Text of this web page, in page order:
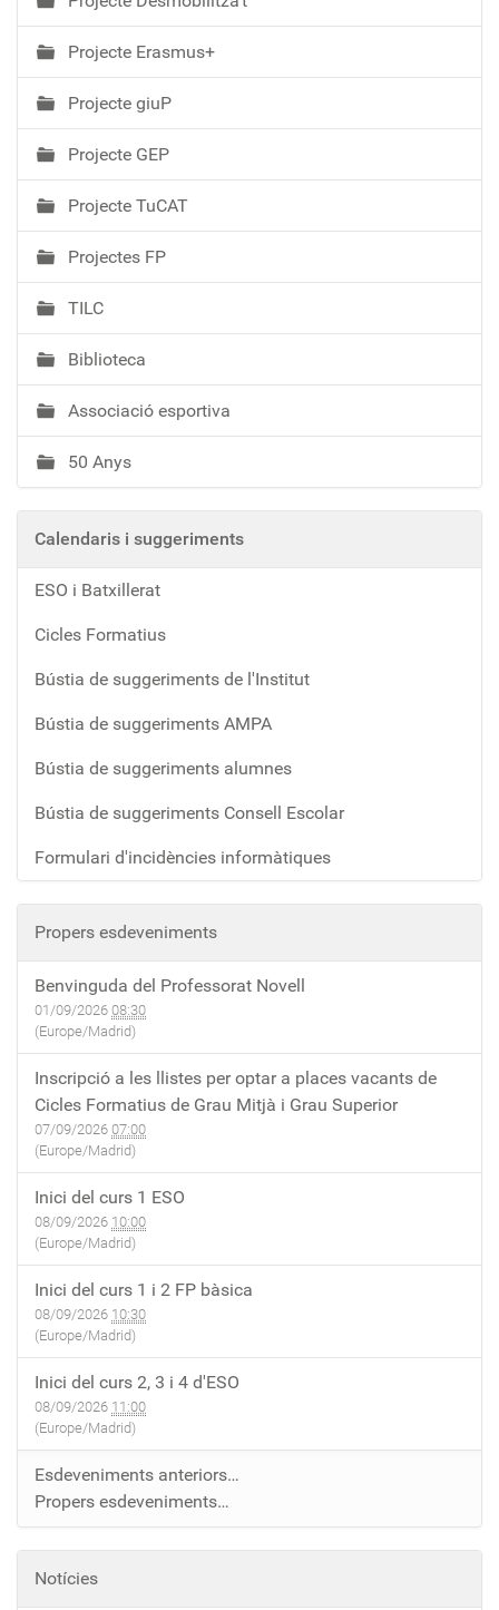
Projecte Erasmus+
Projecte giuP
Projecte GEP
Projecte TuCAT
Projectes FP
TILC
Biblioteca
Associació esportiva
50 Anys
Calendaris i suggeriments
ESO i Batxillerat
Cicles Formatius
Bústia de suggeriments de l'Institut
Bústia de suggeriments AMPA
Bústia de suggeriments alumnes
Bústia de suggeriments Consell Escolar
Formulari d'incidències informàtiques
Propers esdeveniments
Benvinguda del Professorat Novell
01/09/2026 08:30
(Europe/Madrid)
Inscripció a les llistes per optar a places vacants de
Cicles Formatius de Grau Mitjà i Grau Superior
07/09/2026 07:00
(Europe/Madrid)
Inici del curs 1 ESO
08/09/2026 10:00
(Europe/Madrid)
Inici del curs 1 i 2 FP bàsica
08/09/2026 10:30
(Europe/Madrid)
Inici del curs 2, 3 i 4 d'ESO
08/09/2026 11:00
(Europe/Madrid)
Esdeveniments anteriors…
Propers esdeveniments…
Notícies